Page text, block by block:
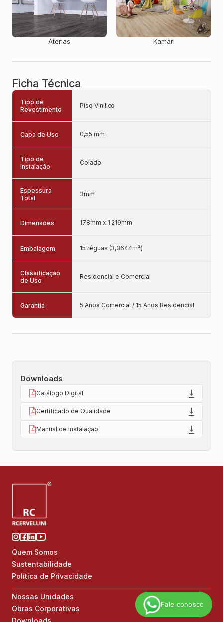
Fale conosco
Atenas Kamari
Ficha Técnica
Tipo de
Revestimento
Piso Vinílico
Capa de Uso 0,55 mm
Tipo de
Instalação
Colado
Espessura
Total
3mm
Dimensões 178mm x 1.219mm
Embalagem 15 réguas (3,3644m²)
Classificação
de Uso
Residencial e Comercial
Garantia 5 Anos Comercial / 15 Anos Residencial
Downloads
Catálogo Digital
Certificado de Qualidade
Manual de instalação
Quem Somos
Sustentabilidade
Política de Privacidade
Nossas Unidades
Obras Corporativas
Downloads